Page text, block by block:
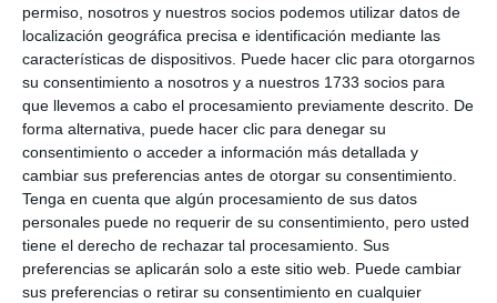
permiso, nosotros y nuestros socios podemos utilizar datos de
localización geográfica precisa e identificación mediante las
características de dispositivos. Puede hacer clic para otorgarnos
su consentimiento a nosotros y a nuestros 1733 socios para
que llevemos a cabo el procesamiento previamente descrito. De
forma alternativa, puede hacer clic para denegar su
consentimiento o acceder a información más detallada y
cambiar sus preferencias antes de otorgar su consentimiento.
Tenga en cuenta que algún procesamiento de sus datos
personales puede no requerir de su consentimiento, pero usted
tiene el derecho de rechazar tal procesamiento. Sus
preferencias se aplicarán solo a este sitio web. Puede cambiar
sus preferencias o retirar su consentimiento en cualquier
ACTUALIDAD
La hermandad de Jesús Vivo
celebra su Cruz de Mayo llena
de simbolismo
ACTUALIDAD
González agradece a las
hermandades su trabajo en una
Semana Santa que será “un
éxito”